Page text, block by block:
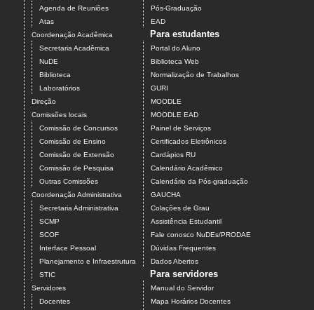
Agenda de Reuniões
Atas
Coordenação Acadêmica
Secretaria Acadêmica
NuDE
Biblioteca
Laboratórios
Direção
Comissões locais
Comissão de Concursos
Comissão de Ensino
Comissão de Extensão
Comissão de Pesquisa
Outras Comissões
Coordenação Administrativa
Secretaria Administrativa
SCMP
SCOF
Interface Pessoal
Planejamento e Infraestrutura
STIC
Servidores
Docentes
Pós-Graduação
EAD
Para estudantes
Portal do Aluno
Biblioteca Web
Normalização de Trabalhos
GURI
MOODLE
MOODLE EAD
Painel de Serviços
Certificados Eletrônicos
Cardápios RU
Calendário Acadêmico
Calendário da Pós-graduação
GAUCHA
Colações de Grau
Assistência Estudantil
Fale conosco NuDEs/PRODAE
Dúvidas Frequentes
Dados Abertos
Para servidores
Manual do Servidor
Mapa Horários Docentes